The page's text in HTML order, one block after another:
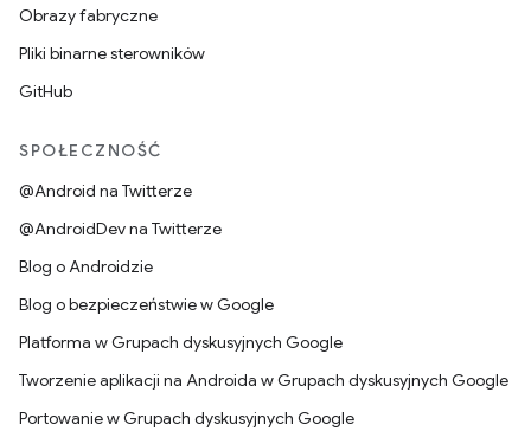
Obrazy fabryczne
Pliki binarne sterowników
GitHub
SPOŁECZNOŚĆ
@Android na Twitterze
@AndroidDev na Twitterze
Blog o Androidzie
Blog o bezpieczeństwie w Google
Platforma w Grupach dyskusyjnych Google
Tworzenie aplikacji na Androida w Grupach dyskusyjnych Google
Portowanie w Grupach dyskusyjnych Google